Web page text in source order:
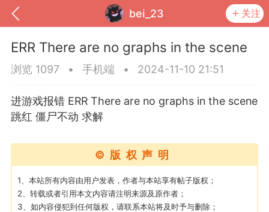
bei_23 关注
我的钱包 道具 排行榜
ERR There are no graphs in the scene
浏览 1097 • 手机端 • 2024-11-10 21:51
进游戏报错 ERR There are no graphs in the scene
跳红 僵尸不动 求解
©版权声明
1、本站所有内容由用户发表，作者与本站享有帖子版权；
2、转载或者引用本文内容请注明来源及原作者；
3、如内容侵犯到任何版权，请联系本站将及时予与删除；